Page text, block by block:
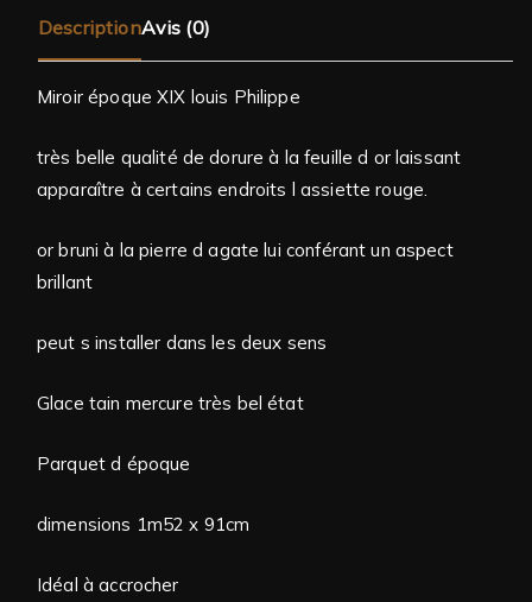
DescriptionAvis (0)
Miroir époque XIX louis Philippe
très belle qualité de dorure à la feuille d or laissant
apparaître à certains endroits l assiette rouge.
or bruni à la pierre d agate lui conférant un aspect
brillant
peut s installer dans les deux sens
Glace tain mercure très bel état
Parquet d époque
dimensions 1m52 x 91cm
Idéal à accrocher